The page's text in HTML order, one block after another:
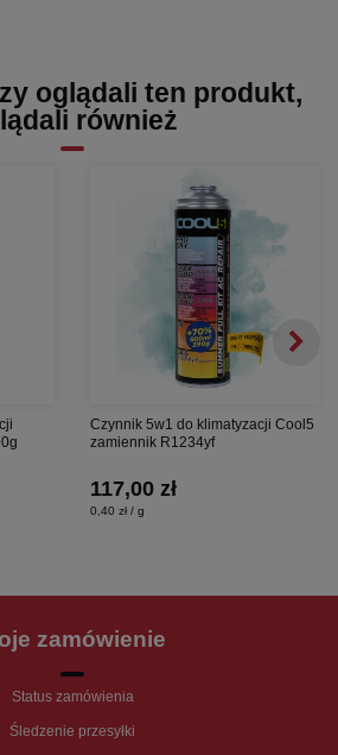
oglądali ten produkt,
również
Czynnik 5w1 do klimatyzacji Cool5
zamiennik R1234yf
117,00 zł
0,40 zł / g
zamówienie
Status zamówienia
Śledzenie przesyłki